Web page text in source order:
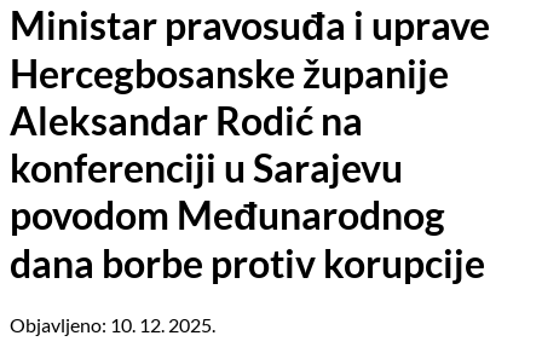
Ministar pravosuđa i uprave
Hercegbosanske županije
Aleksandar Rodić na
konferenciji u Sarajevu
povodom Međunarodnog
dana borbe protiv korupcije
Objavljeno: 10. 12. 2025.